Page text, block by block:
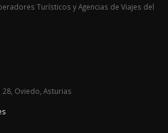
Turísticos y Agencias de Viajes del
28, Oviedo, Asturias